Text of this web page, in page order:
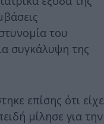
του
συγκάλυψη της
επίσης ότι είχε
μίλησε για την